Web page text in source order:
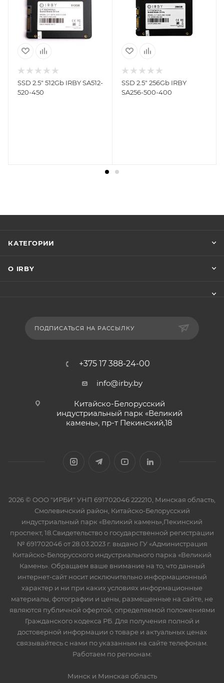
SSD 2.5" 512Gb IRBY SA512-
520-450
SSD 2.5" 256Gb IRBY
SA256-500-400
КАТЕГОРИИ
О IRBY
ПОДПИСАТЬСЯ НА РАССЫЛКУ
+375 17 388-24-00
info@irby.by
Китайско-Белорусский
индустриальный парк «Великий
камень», пр-т Пекинский,18
2026 © ООО "ИРБИ" УНП 691702046 222210, Минская область,
Смолевичский район, Китайско-Белорусский
индустриальный парк «Великий камень»,Пекинский
проспект, 18.Свидетельство о государственной регистрации
№ 691702046 от 28.03.2023 г. выдано ГУ «Администрация
Китайско-Белорусского индустриального парка «Великий
Камень». Обращаем ваше внимание на то, что данный
интернет-сайт носит исключительно информационный
характер и ни при каких условиях информационные
материалы, фотографии и цены, размещенные на сайте, не
являются публичной офертой, определяемой положениями
Гражданского кодекса РБ. Для получения полной и
достоверной информации о товаре и актуальных ценах
связывайтесь с нами по указанным на сайте телефонам.
Работаем по регионам:
Минск и Минская область